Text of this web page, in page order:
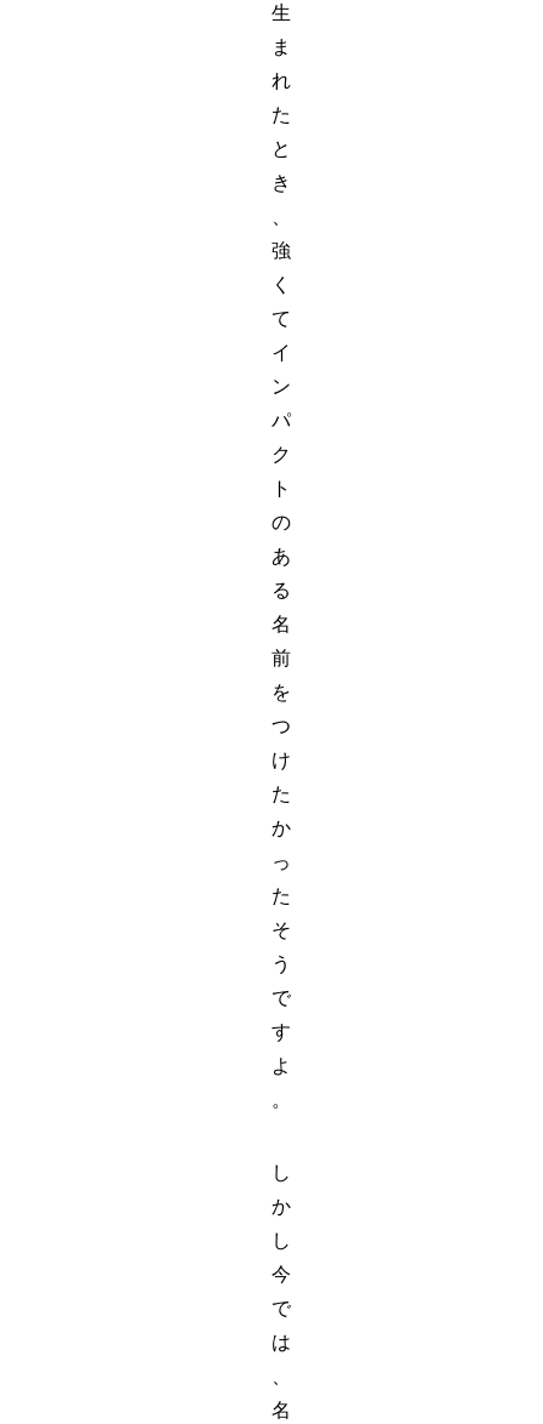
生
ま
れ
た
と
き
強
く
て
イ
ン
パ
ク
ト
の
あ
る
名
前
を
つ
け
た
か
っ
た
そ
う
で
す
よ
。
し
か
し
今
で
は
名